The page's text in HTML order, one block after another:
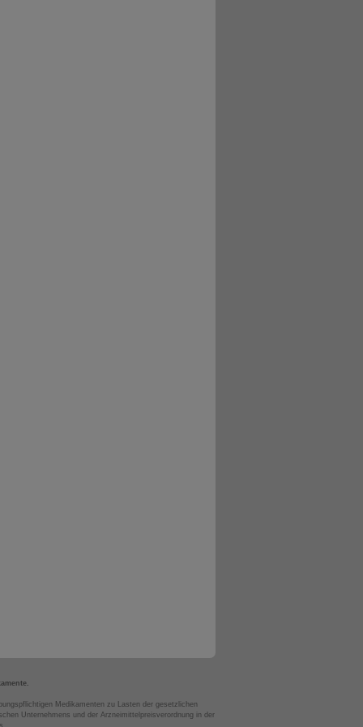
Medikamenten zu Lasten der gesetzlichen
Unternehmens und der Arzneimittelpreisverordnung in der